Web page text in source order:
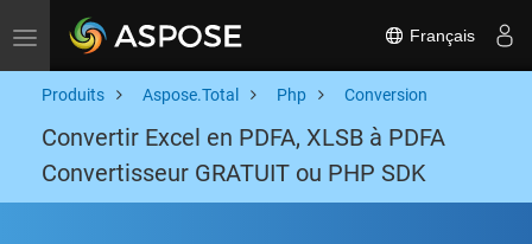
Toggle navigation Français
Produits Aspose.Total Php Conversion
Convertir Excel en PDFA, XLSB à PDFA
Convertisseur GRATUIT ou PHP SDK